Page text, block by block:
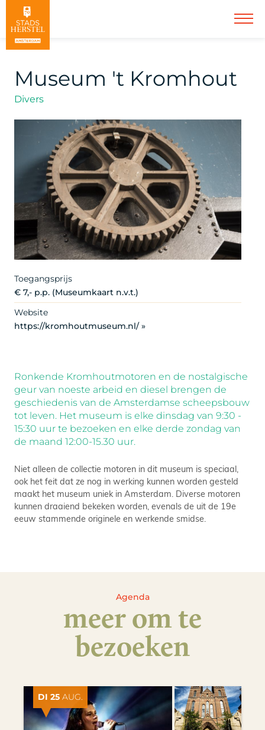
Museum 't Kromhout
Divers
Toegangsprijs
€ 7,- p.p. (Museumkaart n.v.t.)
Website
https://kromhoutmuseum.nl/ »
Ronkende Kromhoutmotoren en de nostalgische
geur van noeste arbeid en diesel brengen de
geschiedenis van de Amsterdamse scheepsbouw
tot leven. Het museum is elke dinsdag van 9:30 -
15:30 uur te bezoeken en elke derde zondag van
de maand 12:00-15.30 uur.
Niet alleen de collectie motoren in dit museum is speciaal,
ook het feit dat ze nog in werking kunnen worden gesteld
maakt het museum uniek in Amsterdam. Diverse motoren
kunnen draaiend bekeken worden, evenals de uit de 19e
eeuw stammende originele en werkende smidse.
Agenda
meer om te
bezoeken
DI 25 AUG.